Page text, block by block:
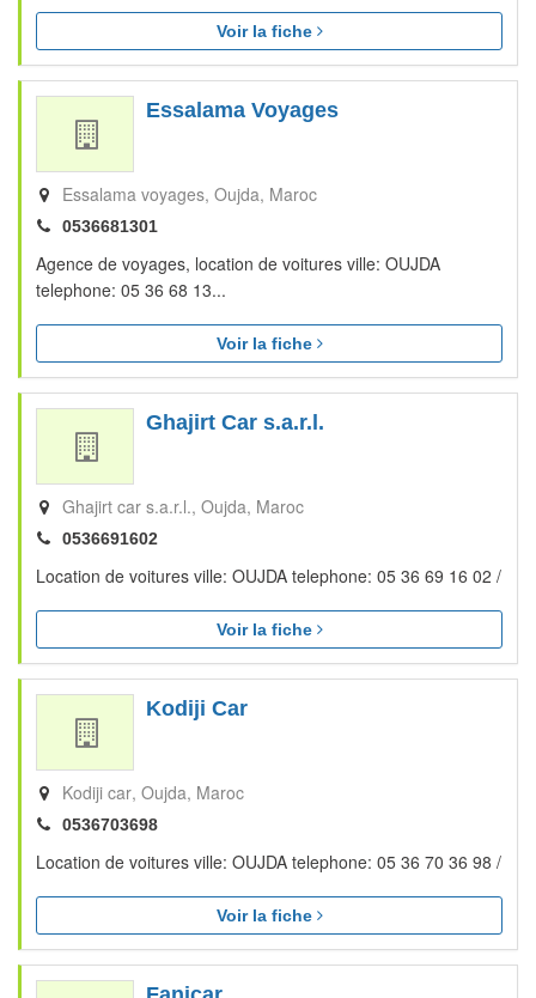
Voir la fiche
Essalama Voyages
Essalama voyages Oujda Maroc
0536681301
Agence de voyages, location de voitures ville: OUJDA
telephone: 05 36 68 13...
Voir la fiche
Ghajirt Car s.a.r.l.
Ghajirt car s.a.r.l. Oujda Maroc
0536691602
Location de voitures ville: OUJDA telephone: 05 36 69 16 02 /
Voir la fiche
Kodiji Car
Kodiji car Oujda Maroc
0536703698
Location de voitures ville: OUJDA telephone: 05 36 70 36 98 /
Voir la fiche